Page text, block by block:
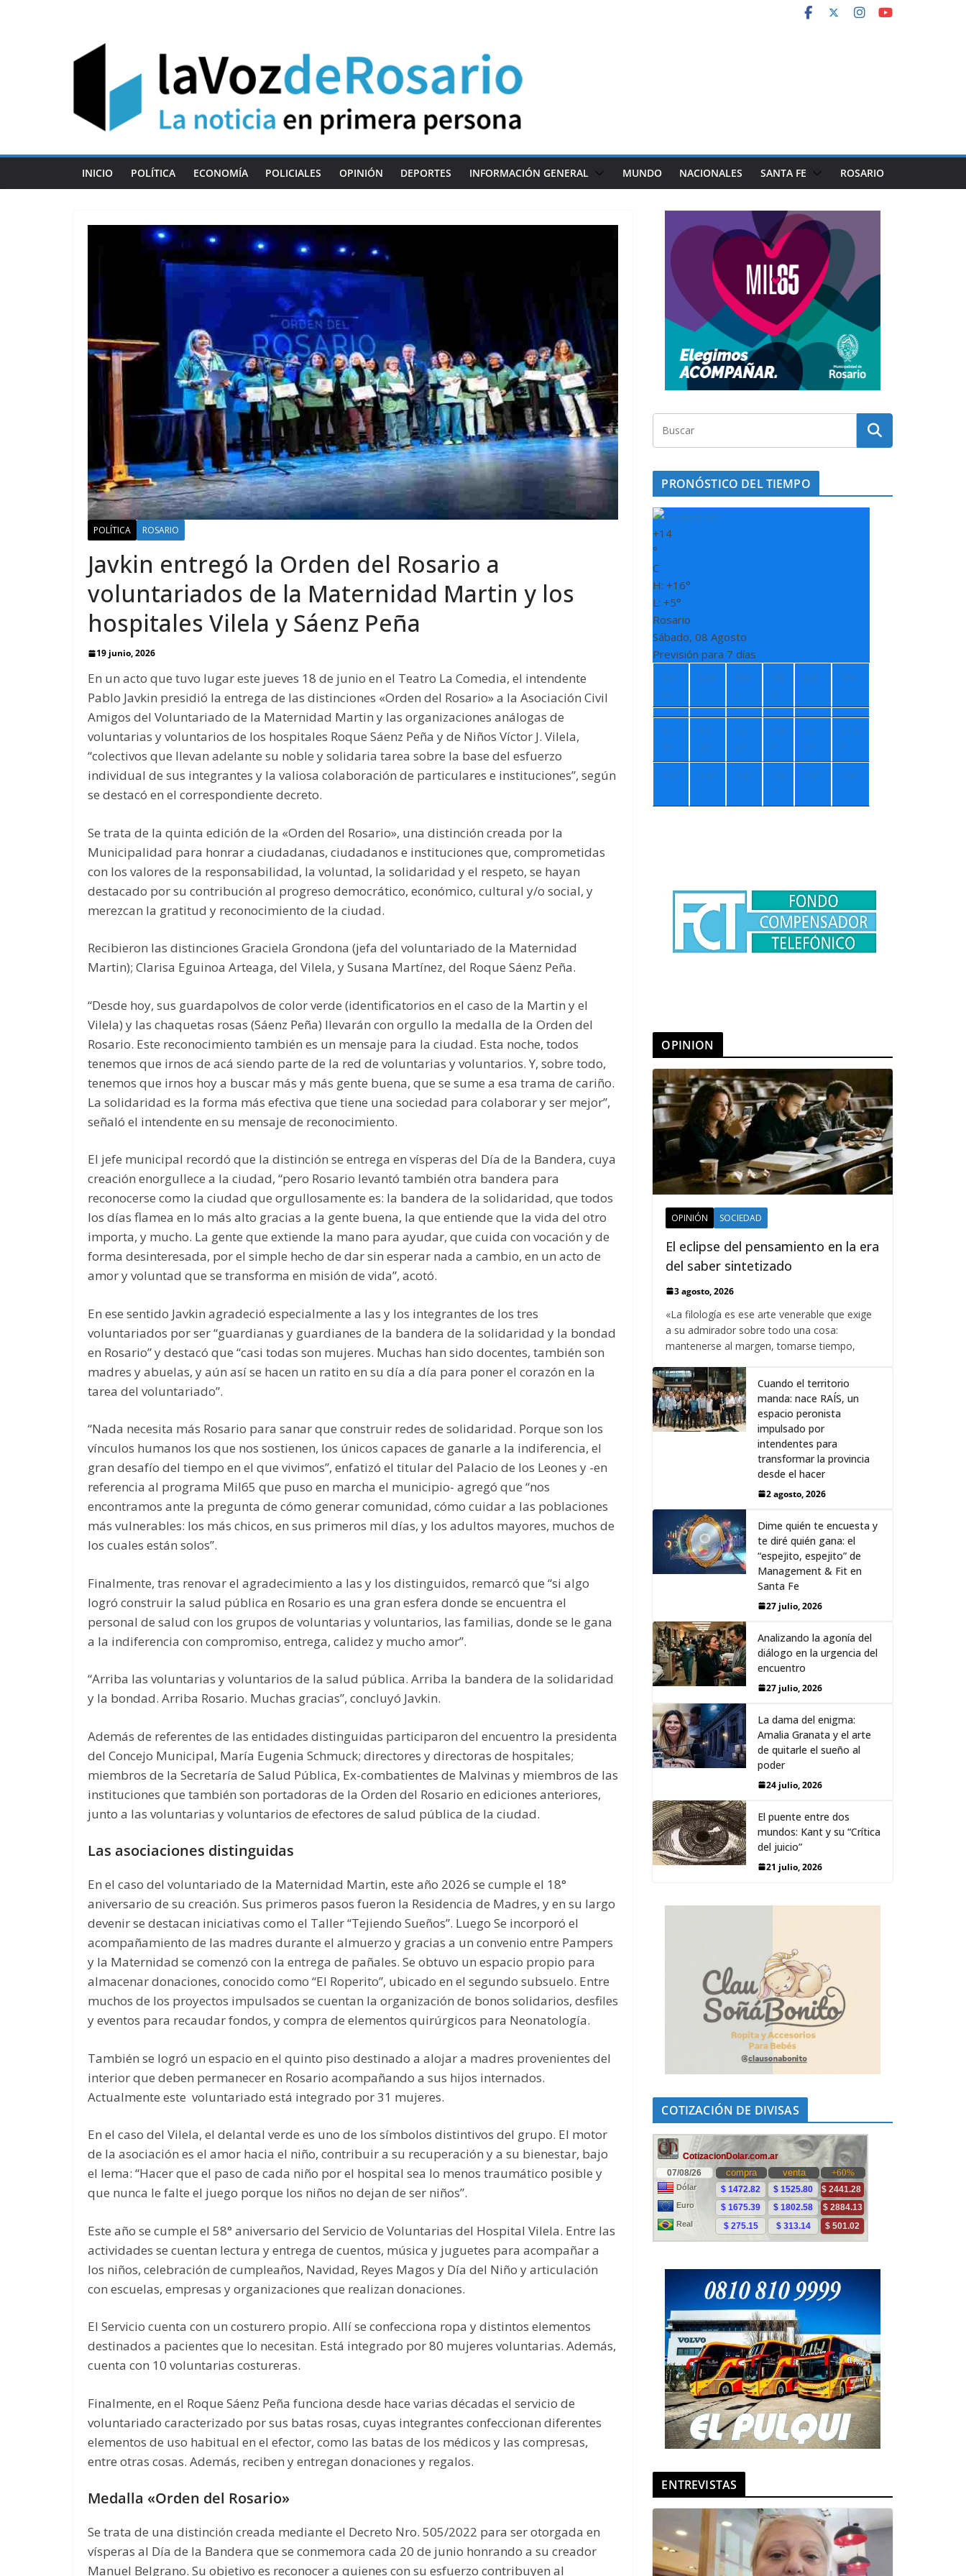
INICIO POLÍTICA ECONOMÍA POLICIALES OPINIÓN DEPORTES INFORMACIÓN GENERAL MUNDO NACIONALES SANTA FE ROSARIO
POLÍTICA ROSARIO
Javkin entregó la Orden del Rosario a
voluntariados de la Maternidad Martin y los
hospitales Vilela y Sáenz Peña
19 junio, 2026
En un acto que tuvo lugar este jueves 18 de junio en el Teatro La Comedia, el intendente
Pablo Javkin presidió la entrega de las distinciones «Orden del Rosario» a la Asociación Civil
Amigos del Voluntariado de la Maternidad Martin y las organizaciones análogas de
voluntarias y voluntarios de los hospitales Roque Sáenz Peña y de Niños Víctor J. Vilela,
“colectivos que llevan adelante su noble y solidaria tarea sobre la base del esfuerzo
individual de sus integrantes y la valiosa colaboración de particulares e instituciones”, según
se destacó en el correspondiente decreto.
Se trata de la quinta edición de la «Orden del Rosario», una distinción creada por la
Municipalidad para honrar a ciudadanas, ciudadanos e instituciones que, comprometidas
con los valores de la responsabilidad, la voluntad, la solidaridad y el respeto, se hayan
destacado por su contribución al progreso democrático, económico, cultural y/o social, y
merezcan la gratitud y reconocimiento de la ciudad.
Recibieron las distinciones Graciela Grondona (jefa del voluntariado de la Maternidad
Martin); Clarisa Eguinoa Arteaga, del Vilela, y Susana Martínez, del Roque Sáenz Peña.
“Desde hoy, sus guardapolvos de color verde (identificatorios en el caso de la Martin y el
Vilela) y las chaquetas rosas (Sáenz Peña) llevarán con orgullo la medalla de la Orden del
Rosario. Este reconocimiento también es un mensaje para la ciudad. Esta noche, todos
tenemos que irnos de acá siendo parte de la red de voluntarias y voluntarios. Y, sobre todo,
tenemos que irnos hoy a buscar más y más gente buena, que se sume a esa trama de cariño.
La solidaridad es la forma más efectiva que tiene una sociedad para colaborar y ser mejor”,
señaló el intendente en su mensaje de reconocimiento.
El jefe municipal recordó que la distinción se entrega en vísperas del Día de la Bandera, cuya
creación enorgullece a la ciudad, “pero Rosario levantó también otra bandera para
reconocerse como la ciudad que orgullosamente es: la bandera de la solidaridad, que todos
los días flamea en lo más alto gracias a la gente buena, la que entiende que la vida del otro
importa, y mucho. La gente que extiende la mano para ayudar, que cuida con vocación y de
forma desinteresada, por el simple hecho de dar sin esperar nada a cambio, en un acto de
amor y voluntad que se transforma en misión de vida”, acotó.
En ese sentido Javkin agradeció especialmente a las y los integrantes de los tres
voluntariados por ser “guardianas y guardianes de la bandera de la solidaridad y la bondad
en Rosario” y destacó que “casi todas son mujeres. Muchas han sido docentes, también son
madres y abuelas, y aún así se hacen un ratito en su día a día para poner el corazón en la
tarea del voluntariado”.
“Nada necesita más Rosario para sanar que construir redes de solidaridad. Porque son los
vínculos humanos los que nos sostienen, los únicos capaces de ganarle a la indiferencia, el
gran desafío del tiempo en el que vivimos”, enfatizó el titular del Palacio de los Leones y -en
referencia al programa Mil65 que puso en marcha el municipio- agregó que “nos
encontramos ante la pregunta de cómo generar comunidad, cómo cuidar a las poblaciones
más vulnerables: los más chicos, en sus primeros mil días, y los adultos mayores, muchos de
los cuales están solos”.
Finalmente, tras renovar el agradecimiento a las y los distinguidos, remarcó que “si algo
logró construir la salud pública en Rosario es una gran esfera donde se encuentra el
personal de salud con los grupos de voluntarias y voluntarios, las familias, donde se le gana
a la indiferencia con compromiso, entrega, calidez y mucho amor”.
“Arriba las voluntarias y voluntarios de la salud pública. Arriba la bandera de la solidaridad
y la bondad. Arriba Rosario. Muchas gracias”, concluyó Javkin.
Además de referentes de las entidades distinguidas participaron del encuentro la presidenta
del Concejo Municipal, María Eugenia Schmuck; directores y directoras de hospitales;
miembros de la Secretaría de Salud Pública, Ex-combatientes de Malvinas y miembros de las
instituciones que también son portadoras de la Orden del Rosario en ediciones anteriores,
junto a las voluntarias y voluntarios de efectores de salud pública de la ciudad.
Las asociaciones distinguidas
En el caso del voluntariado de la Maternidad Martin, este año 2026 se cumple el 18°
aniversario de su creación. Sus primeros pasos fueron la Residencia de Madres, y en su largo
devenir se destacan iniciativas como el Taller “Tejiendo Sueños”. Luego Se incorporó el
acompañamiento de las madres durante el almuerzo y gracias a un convenio entre Pampers
y la Maternidad se comenzó con la entrega de pañales. Se obtuvo un espacio propio para
almacenar donaciones, conocido como “El Roperito”, ubicado en el segundo subsuelo. Entre
muchos de los proyectos impulsados se cuentan la organización de bonos solidarios, desfiles
y eventos para recaudar fondos, y compra de elementos quirúrgicos para Neonatología.
También se logró un espacio en el quinto piso destinado a alojar a madres provenientes del
interior que deben permanecer en Rosario acompañando a sus hijos internados.
Actualmente este voluntariado está integrado por 31 mujeres.
En el caso del Vilela, el delantal verde es uno de los símbolos distintivos del grupo. El motor
de la asociación es el amor hacia el niño, contribuir a su recuperación y a su bienestar, bajo
el lema: “Hacer que el paso de cada niño por el hospital sea lo menos traumático posible y
que nunca le falte el juego porque los niños no dejan de ser niños”.
Este año se cumple el 58° aniversario del Servicio de Voluntarias del Hospital Vilela. Entre las
actividades se cuentan lectura y entrega de cuentos, música y juguetes para acompañar a
los niños, celebración de cumpleaños, Navidad, Reyes Magos y Día del Niño y articulación
con escuelas, empresas y organizaciones que realizan donaciones.
El Servicio cuenta con un costurero propio. Allí se confecciona ropa y distintos elementos
destinados a pacientes que lo necesitan. Está integrado por 80 mujeres voluntarias. Además,
cuenta con 10 voluntarias costureras.
Finalmente, en el Roque Sáenz Peña funciona desde hace varias décadas el servicio de
voluntariado caracterizado por sus batas rosas, cuyas integrantes confeccionan diferentes
elementos de uso habitual en el efector, como las batas de los médicos y las compresas,
entre otras cosas. Además, reciben y entregan donaciones y regalos.
Medalla «Orden del Rosario»
Se trata de una distinción creada mediante el Decreto Nro. 505/2022 para ser otorgada en
vísperas al Día de la Bandera que se conmemora cada 20 de junio honrando a su creador
Manuel Belgrano. Su objetivo es reconocer a quienes con su esfuerzo contribuyen al
PRONÓSTICO DEL TIEMPO
+14
°
C
H:+16°
L:+5°
Rosario
Sábado, 08 Agosto
Previsión para 7 días
Do
m
Lun
Ma
r
Mi
é
Jue Vie
+1
7°
+1
4°
+1
3°
+9
°
+1
1°
+13
°
+5° +4° +4° +8
°
+9° +9°
OPINION
OPINIÓN SOCIEDAD
El eclipse del pensamiento en la era
del saber sintetizado
3 agosto, 2026
«La filología es ese arte venerable que exige
a su admirador sobre todo una cosa:
mantenerse al margen, tomarse tiempo,
Cuando el territorio
manda: nace RAÍS, un
espacio peronista
impulsado por
intendentes para
transformar la provincia
desde el hacer
2 agosto, 2026
Dime quién te encuesta y
te diré quién gana: el
“espejito, espejito” de
Management & Fit en
Santa Fe
27 julio, 2026
Analizando la agonía del
diálogo en la urgencia del
encuentro
27 julio, 2026
La dama del enigma:
Amalia Granata y el arte
de quitarle el sueño al
poder
24 julio, 2026
El puente entre dos
mundos: Kant y su “Crítica
del juicio”
21 julio, 2026
COTIZACIÓN DE DIVISAS
ENTREVISTAS